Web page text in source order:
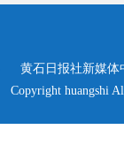
黄石日报社新媒体
Copyright huangshi